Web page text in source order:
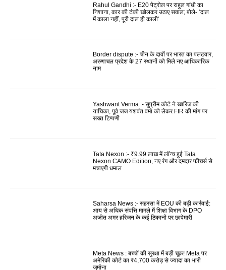
Rahul Gandhi :- E20 पेट्रोल पर राहुल गांधी का
निशाना, कार की टंकी खोलकर उठाए सवाल; बोले- ‘दाल
में काला नहीं, पूरी दाल ही काली’
Border dispute :- चीन के दावों पर भारत का पलटवार,
अरुणाचल प्रदेश के 27 स्थानों को मिले नए आधिकारिक
नाम
Yashwant Verma :- सुप्रीम कोर्ट ने खारिज की
याचिका, पूर्व जज यशवंत वर्मा को लेकर FIR की मांग पर
सख्त टिप्पणी
Tata Nexon :- ₹9.99 लाख में लॉन्च हुई Tata
Nexon CAMO Edition, नए रंग और दमदार फीचर्स से
मचाएगी धमाल
Saharsa News :- सहरसा में EOU की बड़ी कार्रवाई:
आय से अधिक संपत्ति मामले में शिक्षा विभाग के DPO
अजीत अमर हरिजन के कई ठिकानों पर छापेमारी
Meta News : बच्चों की सुरक्षा में बड़ी चूक! Meta पर
अमेरिकी कोर्ट का ₹4,700 करोड़ से ज्यादा का भारी
जुर्माना